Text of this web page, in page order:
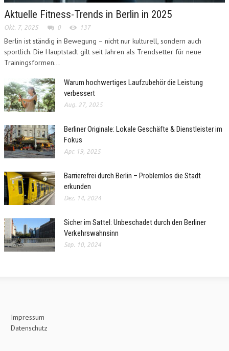
Aktuelle Fitness-Trends in Berlin in 2025
Okt. 7, 2025 0 137
Berlin ist ständig in Bewegung – nicht nur kulturell, sondern auch
sportlich. Die Hauptstadt gilt seit Jahren als Trendsetter für neue
Trainingsformen...
Warum hochwertiges Laufzubehör die Leistung
verbessert
Aug. 27, 2025
Berliner Originale: Lokale Geschäfte & Dienstleister im
Fokus
Apr. 19, 2025
Barrierefrei durch Berlin – Problemlos die Stadt
erkunden
Dez. 14, 2024
Sicher im Sattel: Unbeschadet durch den Berliner
Verkehrswahnsinn
Sep. 10, 2024
Impressum
Datenschutz